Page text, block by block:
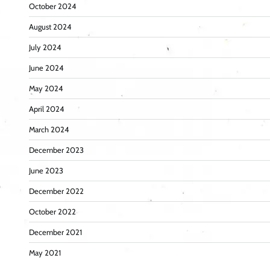
October 2024
August 2024
July 2024
June 2024
May 2024
April 2024
March 2024
December 2023
June 2023
December 2022
October 2022
December 2021
May 2021